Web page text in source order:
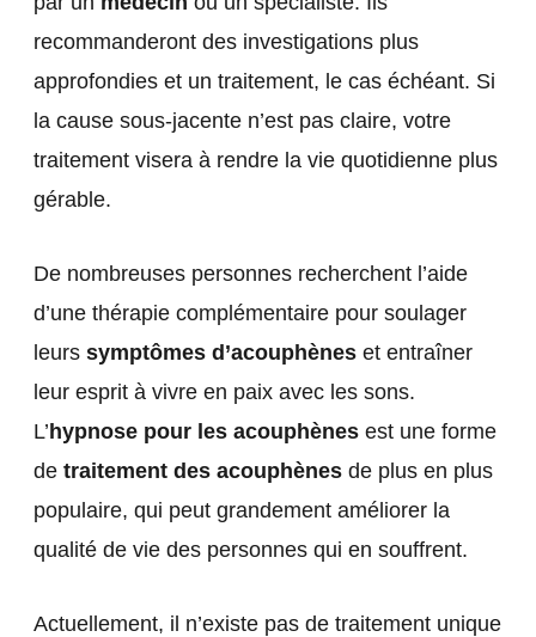
recommanderont des investigations plus
approfondies et un traitement, le cas échéant. Si
la cause sous-jacente n’est pas claire, votre
traitement visera à rendre la vie quotidienne plus
gérable.
De nombreuses personnes recherchent l’aide
d’une thérapie complémentaire pour soulager
leurs symptômes d’acouphèneset entraîner
leur esprit à vivre en paix avec les sons.
L’ hypnose pour les acouphènesest une forme
detraitement des acouphènesde plus en plus
populaire, qui peut grandement améliorer la
qualité de vie des personnes qui en souffrent.
Actuellement, il n’existe pas de traitement unique